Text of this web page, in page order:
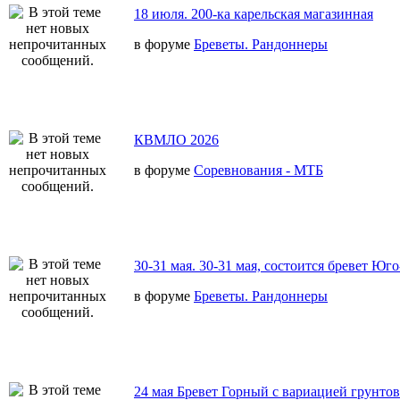
18 июля. 200-ка карельская магазинная
в форуме Бреветы. Рандоннеры
КВМЛО 2026
в форуме Соревнования - МТБ
30-31 мая. 30-31 мая, состоится бревет
в форуме Бреветы. Рандоннеры
24 мая Бревет Горный с вариацией